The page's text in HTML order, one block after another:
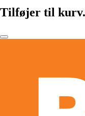
Tilføjer til